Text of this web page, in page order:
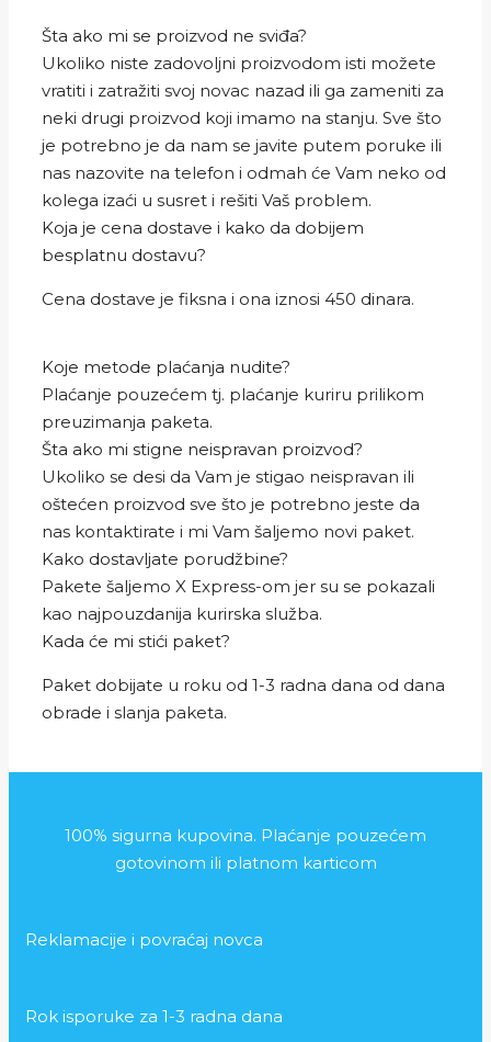
Šta ako mi se proizvod ne sviđa?
Ukoliko niste zadovoljni proizvodom isti možete
vratiti i zatražiti svoj novac nazad ili ga zameniti za
neki drugi proizvod koji imamo na stanju. Sve što
je potrebno je da nam se javite putem poruke ili
nas nazovite na telefon i odmah će Vam neko od
kolega izaći u susret i rešiti Vaš problem.
Koja je cena dostave i kako da dobijem
besplatnu dostavu?
Cena dostave je fiksna i ona iznosi 450 dinara.
Koje metode plaćanja nudite?
Plaćanje pouzećem tj. plaćanje kuriru prilikom
preuzimanja paketa.
Šta ako mi stigne neispravan proizvod?
Ukoliko se desi da Vam je stigao neispravan ili
oštećen proizvod sve što je potrebno jeste da
nas kontaktirate i mi Vam šaljemo novi paket.
Kako dostavljate porudžbine?
Pakete šaljemo X Express-om jer su se pokazali
kao najpouzdanija kurirska služba.
Kada će mi stići paket?
Paket dobijate u roku od 1-3 radna dana od dana
obrade i slanja paketa.
100% sigurna kupovina. Plaćanje pouzećem
gotovinom ili platnom karticom
Reklamacije i povraćaj novca
Rok isporuke za 1-3 radna dana